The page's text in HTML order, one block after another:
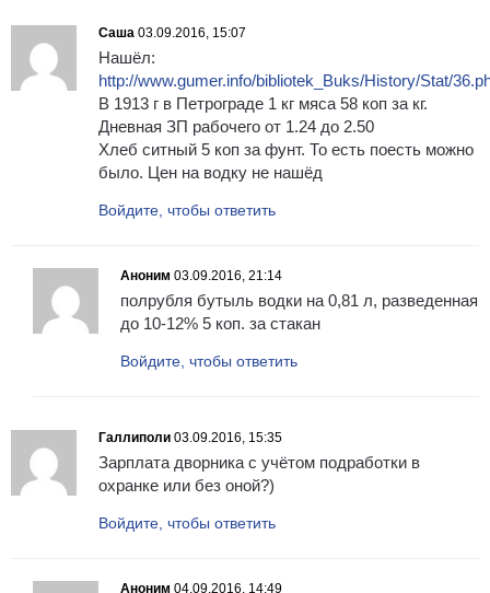
Саша 03.09.2016, 15:07
Нашёл:
http://www.gumer.info/bibliotek_Buks/History/Stat/
В 1913 г в Петрограде 1 кг мяса 58 коп за кг.
Дневная ЗП рабочего от 1.24 до 2.50
Хлеб ситный 5 коп за фунт. То есть поесть можно
было. Цен на водку не нашёд
Войдите, чтобы ответить
Аноним 03.09.2016, 21:14
полрубля бутыль водки на 0,81 л, разведенная
до 10-12% 5 коп. за стакан
Войдите, чтобы ответить
Галлиполи 03.09.2016, 15:35
Зарплата дворника с учётом подработки в
охранке или без оной?)
Войдите, чтобы ответить
Аноним 04.09.2016, 14:49